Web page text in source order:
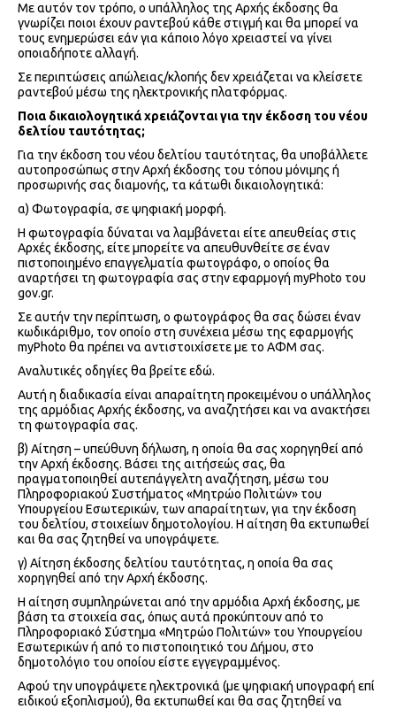
Με αυτόν τον τρόπο, ο υπάλληλος της Αρχής έκδοσης θα
γνωρίζει ποιοι έχουν ραντεβού κάθε στιγμή και θα μπορεί να
τους ενημερώσει εάν για κάποιο λόγο χρειαστεί να γίνει
οποιαδήποτε αλλαγή.
Σε περιπτώσεις απώλειας/κλοπής δεν χρειάζεται να κλείσετε
ραντεβού μέσω της ηλεκτρονικής πλατφόρμας.
Ποια δικαιολογητικά χρειάζονται για την έκδοση του νέου
δελτίου ταυτότητας;
Για την έκδοση του νέου δελτίου ταυτότητας, θα υποβάλλετε
αυτοπροσώπως στην Αρχή έκδοσης του τόπου μόνιμης ή
προσωρινής σας διαμονής, τα κάτωθι δικαιολογητικά:
α) Φωτογραφία, σε ψηφιακή μορφή.
Η φωτογραφία δύναται να λαμβάνεται είτε απευθείας στις
Αρχές έκδοσης, είτε μπορείτε να απευθυνθείτε σε έναν
πιστοποιημένο επαγγελματία φωτογράφο, ο οποίος θα
αναρτήσει τη φωτογραφία σας στην εφαρμογή myPhoto του
gov.gr.
Σε αυτήν την περίπτωση, ο φωτογράφος θα σας δώσει έναν
κωδικάριθμο, τον οποίο στη συνέχεια μέσω της εφαρμογής
myPhoto θα πρέπει να αντιστοιχίσετε με το ΑΦΜ σας.
Αναλυτικές οδηγίες θα βρείτε εδώ.
Αυτή η διαδικασία είναι απαραίτητη προκειμένου ο υπάλληλος
της αρμόδιας Αρχής έκδοσης, να αναζητήσει και να ανακτήσει
τη φωτογραφία σας.
β) Αίτηση – υπεύθυνη δήλωση, η οποία θα σας χορηγηθεί από
την Αρχή έκδοσης. Βάσει της αιτήσεώς σας, θα
πραγματοποιηθεί αυτεπάγγελτη αναζήτηση, μέσω του
Πληροφοριακού Συστήματος «Μητρώο Πολιτών» του
Υπουργείου Εσωτερικών, των απαραίτητων, για την έκδοση
του δελτίου, στοιχείων δημοτολογίου. Η αίτηση θα εκτυπωθεί
και θα σας ζητηθεί να υπογράψετε.
γ) Αίτηση έκδοσης δελτίου ταυτότητας, η οποία θα σας
χορηγηθεί από την Αρχή έκδοσης.
Η αίτηση συμπληρώνεται από την αρμόδια Αρχή έκδοσης, με
βάση τα στοιχεία σας, όπως αυτά προκύπτουν από το
Πληροφοριακό Σύστημα «Μητρώο Πολιτών» του Υπουργείου
Εσωτερικών ή από το πιστοποιητικό του Δήμου, στο
δημοτολόγιο του οποίου είστε εγγεγραμμένος.
Αφού την υπογράψετε ηλεκτρονικά (με ψηφιακή υπογραφή επί
ειδικού εξοπλισμού), θα εκτυπωθεί και θα σας ζητηθεί να